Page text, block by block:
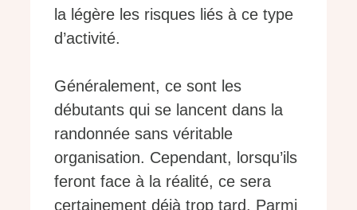
la légère les risques liés à ce type
d’activité.
Généralement, ce sont les
débutants qui se lancent dans la
randonnée sans véritable
organisation. Cependant, lorsqu’ils
feront face à la réalité, ce sera
certainement déjà trop tard. Parmi